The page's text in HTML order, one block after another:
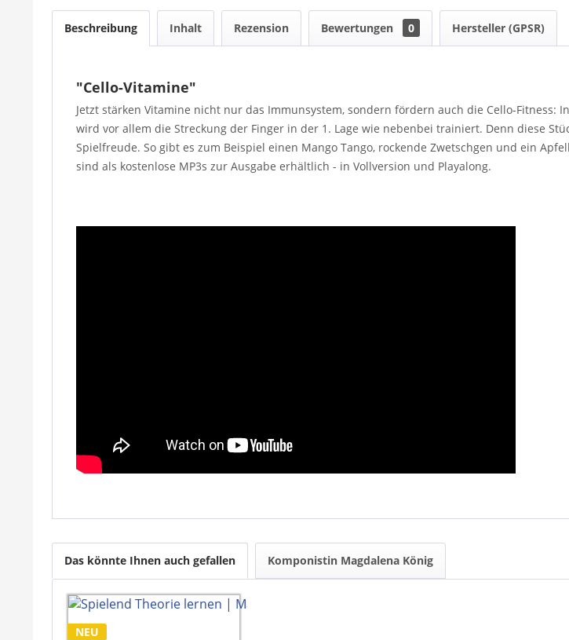
Beschreibung Inhalt Rezension Bewertungen 0 Hersteller (GPSR)
"Cello-Vitamine"
Jetzt stärken Vitamine nicht nur das Immunsystem, sondern fördern auch die Cello-
wird vor allem die Streckung der Finger in der 1. Lage wie nebenbei trainiert. Denn diese
Spielfreude. So gibt es zum Beispiel einen Mango Tango, rockende Zwetschgen und ein
sind als kostenlose MP3s zur Ausgabe erhältlich - in Vollversion und Playalong.
Das könnte Ihnen auch gefallen Komponistin Magdalena König
NEU